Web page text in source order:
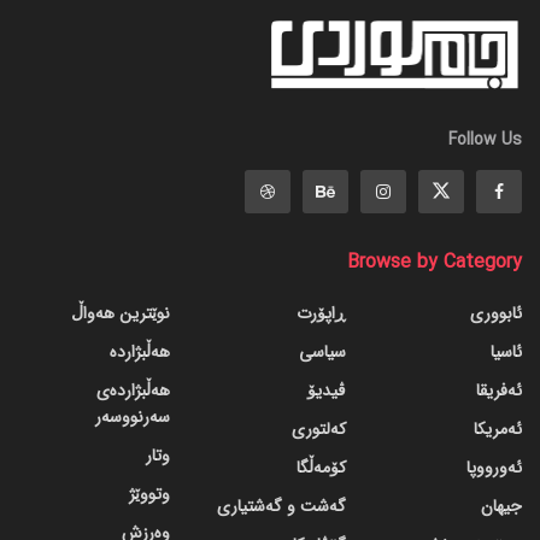
Follow Us
Browse by Category
ئابووری
ئاسیا
ئەفریقا
ئەمریکا
ئەورووپا
جیهان
ڕاپۆرت
سیاسی
ڤیدیۆ
کەلتوری
کۆمەڵگا
گه‌شت و گه‌شتیاری
نوێترین هەواڵ
هەڵبژاردە
هەڵبژاردەی
سەرنووسەر
وتار
وتووێژ
وەرزش